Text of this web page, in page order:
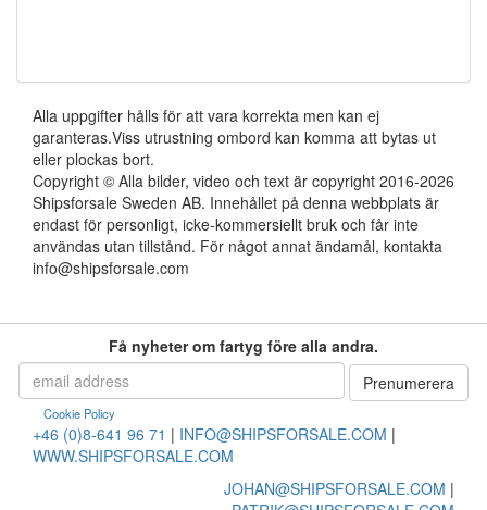
Alla uppgifter hålls för att vara korrekta men kan ej
garanteras.Viss utrustning ombord kan komma att bytas ut
eller plockas bort.
Copyright © Alla bilder, video och text är copyright 2016-2026
Shipsforsale Sweden AB. Innehållet på denna webbplats är
endast för personligt, icke-kommersiellt bruk och får inte
användas utan tillstånd. För något annat ändamål, kontakta
info@shipsforsale.com
Få nyheter om fartyg före alla andra.
Cookie Policy
+46 (0)8-641 96 71 | INFO@SHIPSFORSALE.COM |
WWW.SHIPSFORSALE.COM
JOHAN@SHIPSFORSALE.COM |